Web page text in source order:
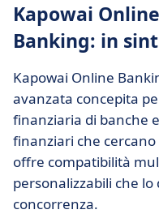
Kapowai Online
Banking: in
Kapowai Online
avanzata concepita
finanziaria di banche
finanziari che
offre compatibilità
personalizzabili che
concorrenza.